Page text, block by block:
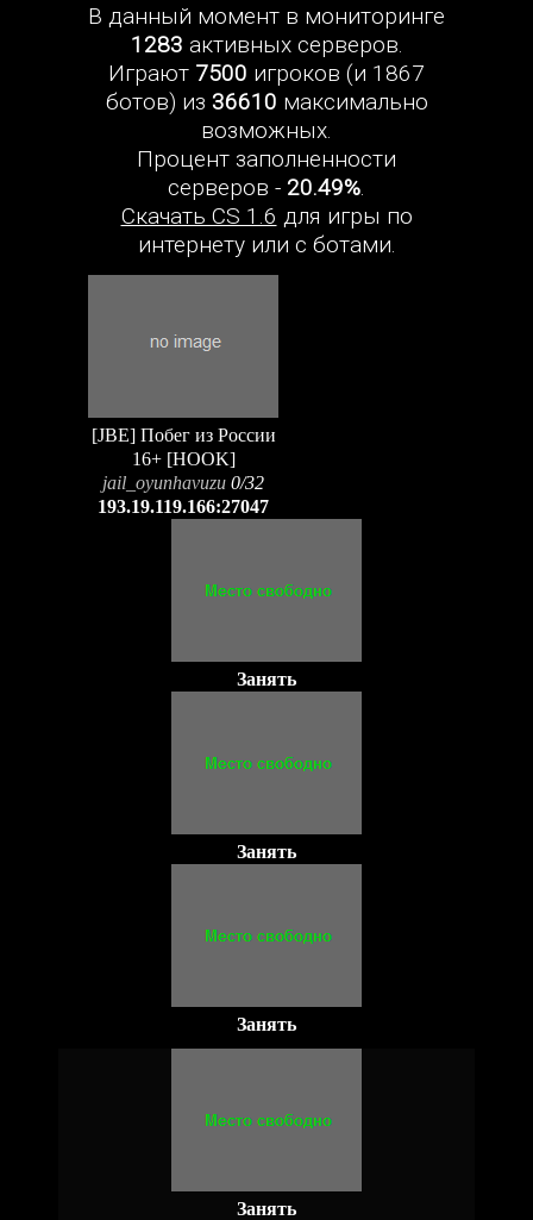
В данный момент в мониторинге
1283 активных серверов.
Играют 7500 игроков (и 1867
ботов) из 36610 максимально
возможных.
Процент заполненности
серверов - 20.49%.
Скачать CS 1.6 для игры по
интернету или с ботами.
[JBE] Побег из России
16+ [HOOK]
jail_oyunhavuzu 0/32
193.19.119.166:27047
Занять
Занять
Занять
Занять